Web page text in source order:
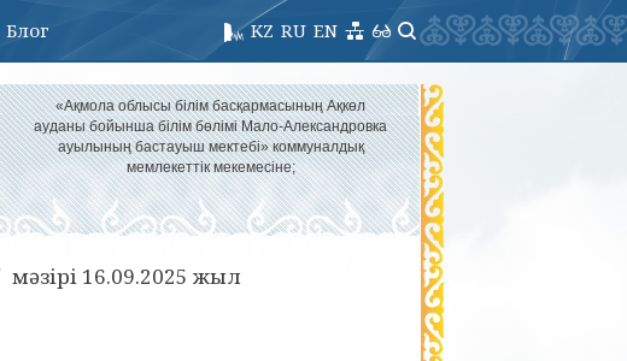
Блог EN
RU
KZ
«Ақмола облысы білім басқармасының Ақкөл
ауданы бойынша білім бөлімі Мало-Александровка
ауылының бастауыш мектебі» коммуналдық
мемлекеттік мекемесіне;
мәзірі 16.09.2025 жыл